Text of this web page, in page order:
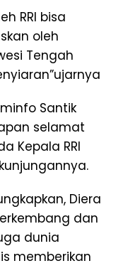
RRI bisa
oleh
Tengah
Santik
selamat
Kepala RRI
Diera
dan
dunia
memberikan